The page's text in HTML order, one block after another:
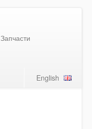
Запчасти
English